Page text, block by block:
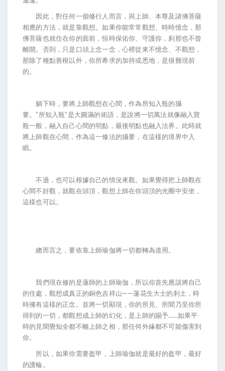
因此，對任何一個修行人而言，與上師、本尊及諸佛菩薩
相應的方法，就是靠觀想。如果你能常常觀想、時時憶念，那
佛菩薩也就住在你的面前，恒時保佑你、守護你，刹那也不曾
離開。否則，只是口頭上念一念，心裡從來不憶念、不觀想，
那除了種點善根以外，你所希求的加持或悉地，是很難現前
的。
躺下時，要將上師觀想在心間，作為所知入瓶的攝
要。“所知入瓶”是大圓滿的術語，是說將一切萬法就像融入寶
瓶一般，融入自己心間的明點，最後明點也融入法界。此時就
將上師觀在心間，作為這一修法的攝要，在這樣的境界中入
眠。
不過，也可以根據自己的情況來觀。如果覺得把上師觀在
心間不好觀，就觀在頭頂，觀想上師在你頭頂的光圈中安坐，
這樣也可以。
總而言之，要依靠上師瑜伽將一切都轉為道用。
我們現在修的是蓮師的上師瑜伽，所以你首先應該將自己
的住處，觀想成真正的銅色吉祥山——蓮花生大士的刹土，時
時擁有這樣的正念。並將一切顯現，你的所見、所聞乃至你所
得到的一切，都觀想成上師的幻化，是上師的賜予……如果平
時的見聞覺知全都不離上師之相，那任何外緣都不可能傷害到
你。
所以，如果你需要盔甲，上師瑜伽就是最好的盔甲，最好
的護輪。